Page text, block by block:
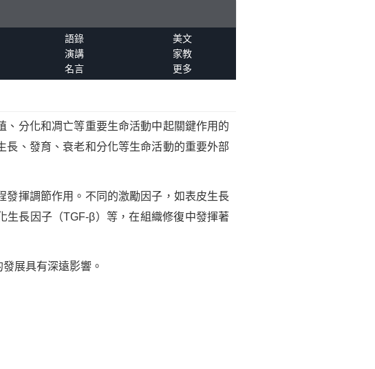
語錄
美文
演講
家教
名言 更多
分化和凋亡等重要生命活動中起關鍵作用的
、發育、衰老和分化等生命活動的重要外部
發揮調節作用。不同的激勵因子，如表皮生長
生長因子（TGF-β）等，在組織修復中發揮著
展具有深遠影響。